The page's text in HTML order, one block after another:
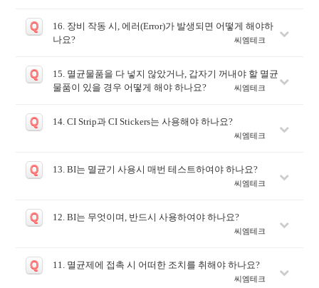
Q
16. 장비 작동 시, 에러(Error)가 발생되면 어떻게 해야하
나요?
씨엠테크
Q
15. 멸균물품을 다 넣지 않았거나, 갑자기 꺼내야 할 멸균
물품이 있을 경우 어떻게 해야 하나요?
씨엠테크
Q 14. CI Strip과 CI Stickers는 사용해야 하나요?
씨엠테크
Q 13. BI는 멸균기 사용시 매번 테스트하여야 하나요?
씨엠테크
Q 12. BI는 무엇이며, 반드시 사용하여야 하나요?
씨엠테크
Q 11. 멸균제에 접촉 시 어떠한 조치를 취해야 하나요?
씨엠테크